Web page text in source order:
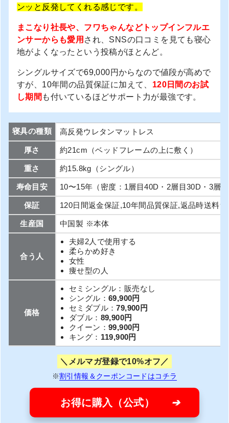
ンッと反発してくれる感じです。
まこなり社長や、フワちゃんなどトップインフルエ
ンサーからも愛用 され、SNSの口コミを見ても寝心
地がよくなったという投稿がほとんど。
シングルサイズで69,000円からなので値段が高めで
すが、10年間の品質保証に加えて、 120日間のお試
し期間 も付いているほどサポート力が最強です。
寝具の種類 高反発ウレタンマットレス
厚さ 約21cm（ベッドフレームの上に敷く）
重さ 約15.8kg（シングル）
寿命目安 10〜15年（密度：1層目40D・2層目30D・3層
保証 120日間返金保証,10年間品質保証,返品時送料
生産国 中国製 ※本体
合う人
夫婦2人で使用する
柔らかめ好き
女性
痩せ型の人
価格
セミシングル：販売なし
シングル： 69,900円
セミダブル：79,900円
ダブル： 89,900円
クイーン： 99,900円
キング： 119,900円
メルマガ登録で10%オフ
※割引情報＆クーポンコードはコチラ
お得に購入（公式）